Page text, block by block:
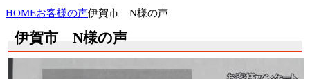
HOMEお客様の声伊賀市 N様の声
伊賀市 N様の声